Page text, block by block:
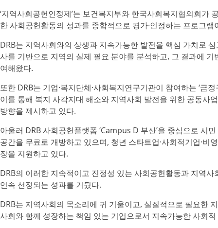
‘지역사회공헌인정제’는 보건복지부와 한국사회복지협의회
한 사회공헌활동의 성과를 종합적으로 평가·인정하는 프로그램
DRB는 지역사회와의 상생과 지속가능한 발전을 핵심 가치로
사를 기반으로 지역의 실제 필요 분야를 분석하고, 그 결과에
여해왔다.
또한 DRB는 기업·복지단체·사회복지연구기관이 참여하는 ‘금
이를 통해 복지 사각지대 해소와 지역사회 발전을 위한 공동사
방향을 제시하고 있다.
아울러 DRB 사회공헌플랫폼 ‘Campus D 부산’을 중심으로 시
공간을 무료로 개방하고 있으며, 청년 스타트업·사회적기업·
장을 지원하고 있다.
DRB의 이러한 지속적이고 진정성 있는 사회공헌활동과 지역
연속 선정되는 성과를 거뒀다.
DRB는 지역사회의 목소리에 귀 기울이고, 실질적으로 필요한
사회와 함께 성장하는 책임 있는 기업으로서 지속가능한 사회